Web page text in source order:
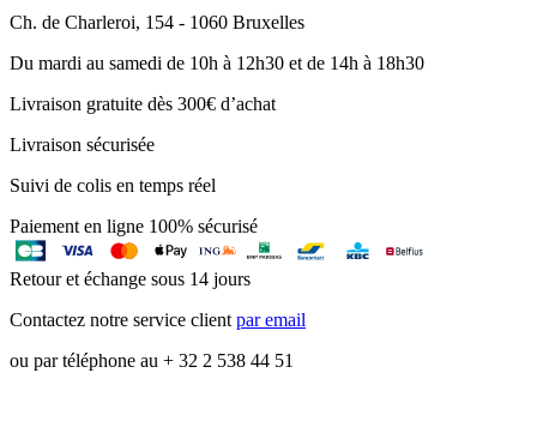
Ch. de Charleroi, 154 - 1060 Bruxelles
Du mardi au samedi de 10h à 12h30 et de 14h à 18h30
Livraison gratuite dès 300€ d’achat
Livraison sécurisée
Suivi de colis en temps réel
Paiement en ligne 100% sécurisé
Retour et échange sous 14 jours
Contactez notre service clientpar email
ou par téléphone au + 32 2 538 44 51